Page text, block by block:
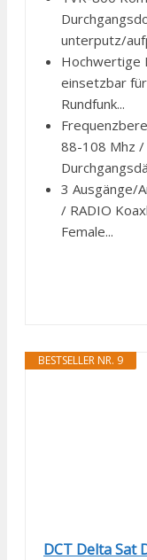
unterputz/
Hochwertige
einsetzbar für
Rundfunk...
88-108 Mhz
3 Ausgänge/
/ RADIO
Female...
BESTSELLER NR. 9
DCT Delta Sat